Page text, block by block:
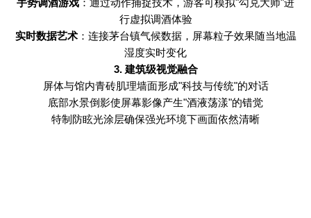
手势调酒游戏 ：通过动作捕捉技术，游客可模拟"勾兑大师"进
行虚拟调酒体验
实时数据艺术：连接茅台镇气候数据，屏幕粒子效果随当地温
湿度实时变化
3. 建筑级视觉融合
屏体与馆内青砖肌理墙面形成"科技与传统"的对话
底部水景倒影使屏幕影像产生"酒液荡漾"的错觉
特制防眩光涂层确保强光环境下画面依然清晰